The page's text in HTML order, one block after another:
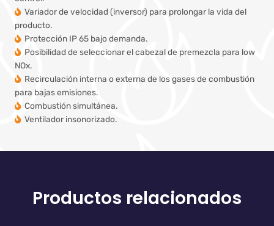
Variador de velocidad (inversor) para prolongar la vida del
producto.
Protección IP 65 bajo demanda.
Posibilidad de seleccionar el cabezal de premezcla para low
NOx.
Recirculación interna o externa de los gases de combustión
para bajas emisiones.
Combustión simultánea.
Ventilador insonorizado.
Productos relacionados